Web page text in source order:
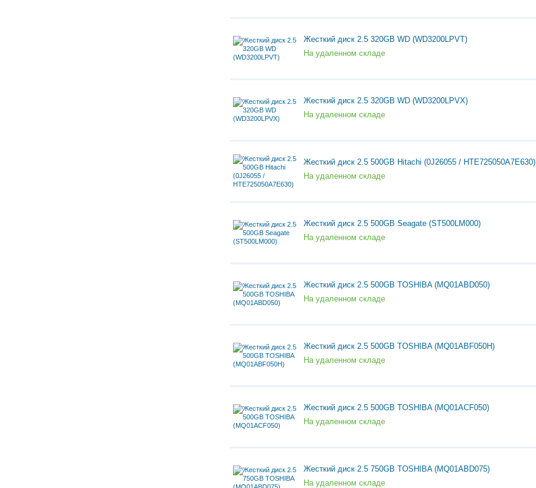
Жесткий диск 2.5 320GB WD (WD3200LPVT)
На удаленном складе
Жесткий диск 2.5 320GB WD (WD3200LPVX)
На удаленном складе
Жесткий диск 2.5 500GB Hitachi (0J26055 / HTE725050A7E630)
На удаленном складе
Жесткий диск 2.5 500GB Seagate (ST500LM000)
На удаленном складе
Жесткий диск 2.5 500GB TOSHIBA (MQ01ABD050)
На удаленном складе
Жесткий диск 2.5 500GB TOSHIBA (MQ01ABF050H)
На удаленном складе
Жесткий диск 2.5 500GB TOSHIBA (MQ01ACF050)
На удаленном складе
Жесткий диск 2.5 750GB TOSHIBA (MQ01ABD075)
На удаленном складе